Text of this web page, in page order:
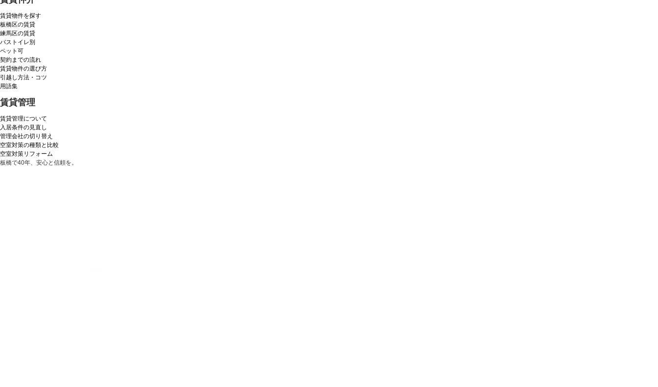
賃貸物件を探す
板橋区の賃貸
練馬区の賃貸
バストイレ別
ペット可
契約までの流れ
賃貸物件の選び方
引越し方法・コツ
用語集
賃貸管理
賃貸管理について
入居条件の見直し
管理会社の切り替え
空室対策の種類と比較
空室対策リフォーム
板橋で40年、安心と信頼を。